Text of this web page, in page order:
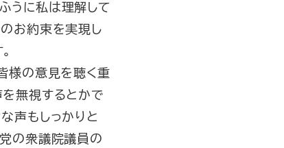
うに私は理解して
お約束を実現し
様の意見を聴く重
無視するとかで
声もしっかりと
の衆議院議員の